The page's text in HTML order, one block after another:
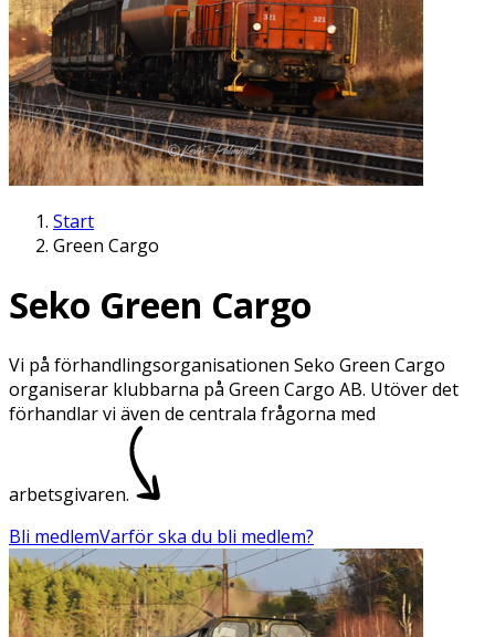
Start
Green Cargo
Seko Green­ ­Cargo
Vi på förhandlingsorganisationen Seko Green Cargo
organiserar klubbarna på Green Cargo AB. Utöver det
förhandlar vi även de centrala frågorna med
arbetsgivaren.
Bli medlemVarför ska du bli medlem?